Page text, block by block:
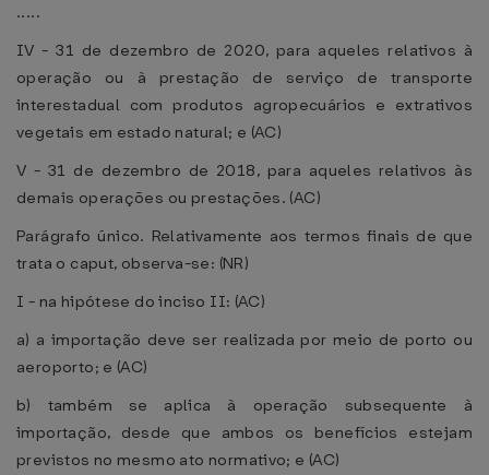
.....
IV - 31 de dezembro de 2020, para aqueles relativos à
operação ou à prestação de serviço de transporte
interestadual com produtos agropecuários e extrativos
vegetais em estado natural; e (AC)
V - 31 de dezembro de 2018, para aqueles relativos às
demais operações ou prestações. (AC)
Parágrafo único. Relativamente aos termos finais de que
trata o caput, observa-se: (NR)
I - na hipótese do inciso II: (AC)
a) a importação deve ser realizada por meio de porto ou
aeroporto; e (AC)
b) também se aplica à operação subsequente à
importação, desde que ambos os benefícios estejam
previstos no mesmo ato normativo; e (AC)